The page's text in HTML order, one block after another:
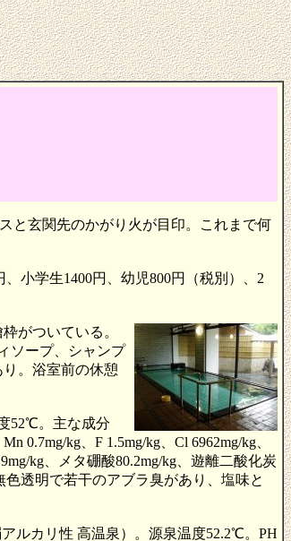
と玄関先のかがり火が目印。これまで何
小学生1400円、幼児800円（税別）、2
がついている。
ソープ、シャンプ
。浴室前の休憩
52℃。主な成分
0.7mg/kg、F 1.5mg/kg、Cl 6962mg/kg、
kg、メタ硼酸80.2mg/kg、遊離二酸化炭
透明で若干のアブラ臭があり、塩味と
ルカリ性 高温泉）。源泉温度52.2℃。PH